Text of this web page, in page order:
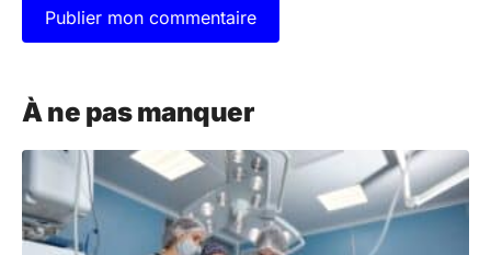
t
e
n
a
À ne pas manquer